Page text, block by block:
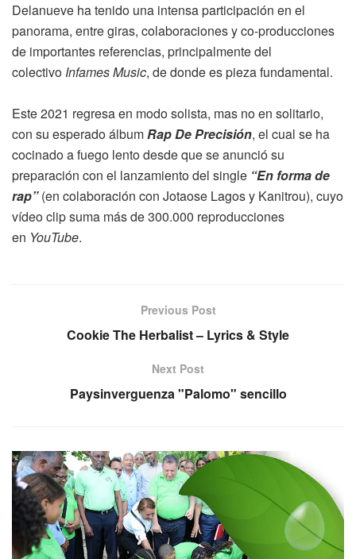
Delanueve ha tenido una intensa participación en el
panorama, entre giras, colaboraciones y co-producciones
de importantes referencias, principalmente del
colectivo Infames Music, de donde es pieza fundamental.
Este 2021 regresa en modo solista, mas no en solitario,
con su esperado álbumRap De Precisión, el cual se ha
cocinado a fuego lento desde que se anunció su
preparación con el lanzamiento del single “En forma de
rap”(en colaboración con Jotaose Lagos y Kanitrou), cuyo
vídeo clip suma más de 300.000 reproducciones
en YouTube.
Previous Post
Cookie The Herbalist – Lyrics & Style
Next Post
Paysinverguenza "Palomo" sencillo